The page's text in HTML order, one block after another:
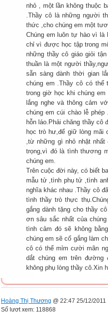
nhỏ , một lần không thuộc
.Thầy cô là những người
thức ,cho chúng em một
Chúng em luôn tự hào vì là
chỉ vì được học tập trong
những thầy cô giáo giỏi
thuần là một người
sẵn sàng dành thời gian
chúng em .Thầy cô có thể
trong giờ học khi chúng
lắng nghe và thông cảm
chúng em cúi chào lễ
hỗn láo.Phải chăng thầy cô
học trò hư,để giữ lòng mãi
,từ những gì nhỏ nhặt nhất
trọng,vì đó là tình thương
chúng em.
Trên cuộc đời này, có biết
mẫu tử ,tình phụ tử ,tình
nghĩa khác nhau .Thầy cô
tình thầy trò thực
gắng dành tặng cho thầy
ơn sâu sắc nhất của
tình cảm đó sẽ không
chúng em sẽ cố gắng làm
cô có thể mỉm cười mãn
dắt chúng em trên đường
không phụ lòng thầy cô.Xin
Hoàng Thị Thương @ 22:47 25/12/2011
Số lượt xem: 118868